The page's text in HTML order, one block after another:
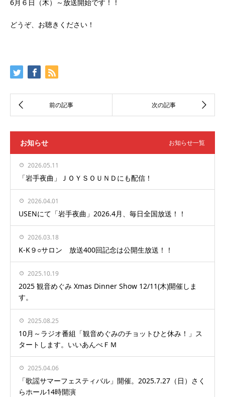
6月６日（木）～放送開始です！！
どうぞ、お聴きください！
お知らせ お知らせ一覧
2026.05.11
「岩手夜曲」ＪＯＹＳＯＵＮＤにも配信！
2026.04.01
USENにて「岩手夜曲」2026.4月、毎日全国放送！！
2026.03.18
K-K９○サロン 放送400回記念は公開生放送！！
2025.10.19
2025 観音めぐみ Xmas Dinner Show 12/11(木)開催しま
す。
2025.08.25
10月～ラジオ番組「観音めぐみのチョットひと休み！」ス
タートします。いいあんべＦＭ
2025.04.06
「歌謡サマーフェスティバル」開催。2025.7.27（日）さく
らホール14時開演